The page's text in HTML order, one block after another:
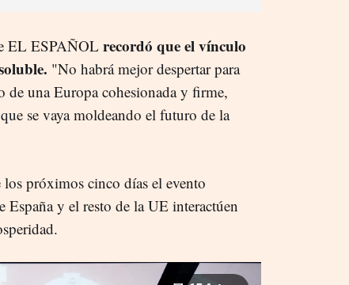
EL ESPAÑOL recordó que el vínculo
"No habrá mejor despertar para
de una Europa cohesionada y firme,
se vaya moldeando el futuro de la
próximos cinco días el evento
y el resto de la UE interactúen